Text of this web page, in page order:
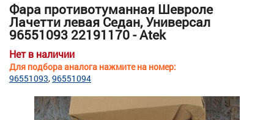
Фара противотуманная Шевроле
Лачетти левая Седан, Универсал
96551093 22191170 - Atek
Нет в наличии
Для подбора аналога нажмите на номер:
96551093 96551094